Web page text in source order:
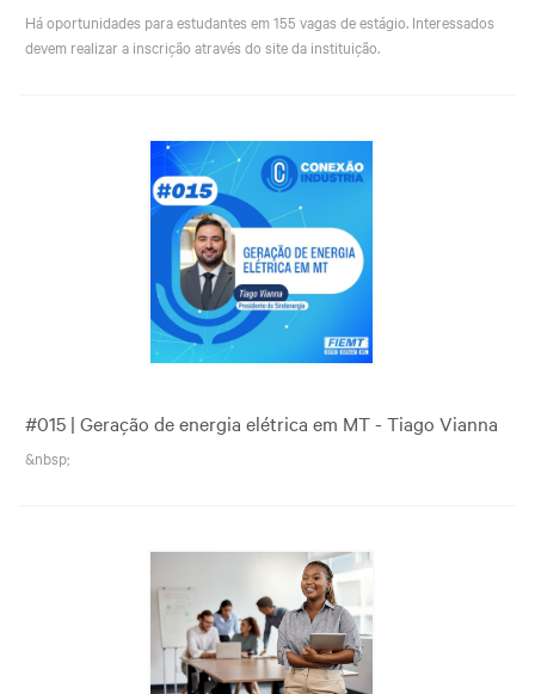
Há oportunidades para estudantes em 155 vagas de estágio. Interessados
devem realizar a inscrição através do site da instituição.
#015 | Geração de energia elétrica em MT - Tiago Vianna
&nbsp;